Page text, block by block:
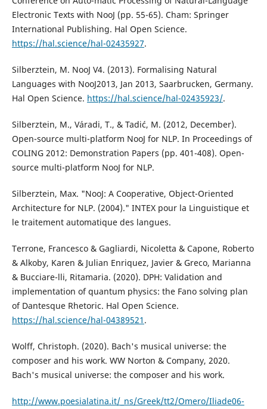
Electronic Texts with NooJ (pp. 55-65). Cham: Springer
International Publishing. Hal Open Science.
https://hal.science/hal-02435927.
Silberztein, M. NooJ V4. (2013). Formalising Natural
Languages with NooJ2013, Jan 2013, Saarbrucken, Germany.
Hal Open Science. https://hal.science/hal-02435923/.
Silberztein, M., Váradi, T., & Tadić, M. (2012, December).
Open-source multi-platform NooJ for NLP. In Proceedings of
COLING 2012: Demonstration Papers (pp. 401-408). Open-
source multi-platform NooJ for NLP.
Silberztein, Max. "NooJ: A Cooperative, Object-Oriented
Architecture for NLP. (2004)." INTEX pour la Linguistique et
le traitement automatique des langues.
Terrone, Francesco & Gagliardi, Nicoletta & Capone, Roberto
& Alkoby, Karen & Julian Enriquez, Javier & Greco, Marianna
& Bucciare-lli, Ritamaria. (2020). DPH: Validation and
implementation of quantum physics: the Fano solving plan
of Dantesque Rhetoric. Hal Open Science.
https://hal.science/hal-04389521 .
Wolff, Christoph. (2020). Bach's musical universe: the
composer and his work. WW Norton & Company, 2020.
Bach's musical universe: the composer and his work.
http://www.poesialatina.it/_ns/Greek/tt2/Omero/Iliade06-